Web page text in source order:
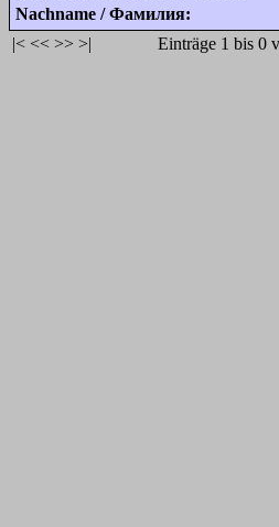
Nachname / Фамилия:
|< << >> >| Einträge 1 bis 0